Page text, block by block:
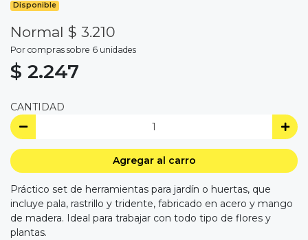
Disponible
Normal $ 3.210
Por compras sobre 6 unidades
$ 2.247
CANTIDAD
Agregar al carro
Práctico set de herramientas para jardín o huertas, que
incluye pala, rastrillo y tridente, fabricado en acero y mango
de madera. Ideal para trabajar con todo tipo de flores y
plantas.